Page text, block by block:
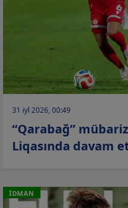
31 iyl 2026, 00:49
“Qarabağ”
Liqasında davam
İDMAN